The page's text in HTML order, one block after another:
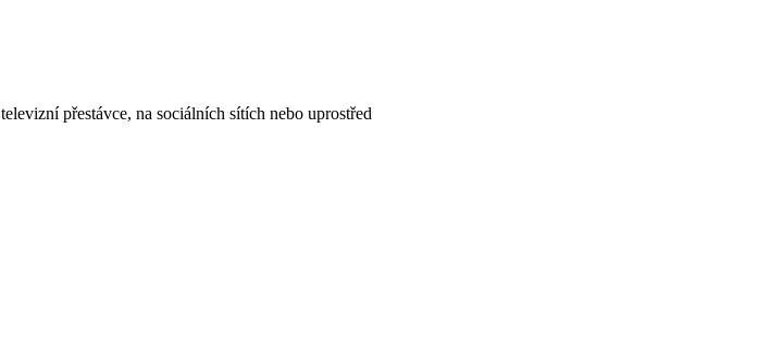
přestávce, na sociálních sítích nebo uprostřed